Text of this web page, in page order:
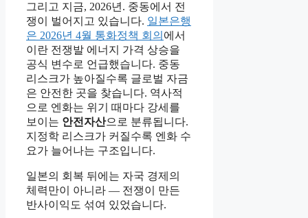
그리고 지금, 2026년. 중동에서 전
쟁이 벌어지고 있습니다. 일본은행
은 2026년 4월 통화정책 회의 에서
이란 전쟁발 에너지 가격 상승을
공식 변수로 언급했습니다. 중동
리스크가 높아질수록 글로벌 자금
은 안전한 곳을 찾습니다. 역사적
으로 엔화는 위기 때마다 강세를
보이는 안전자산으로 분류됩니다.
지정학 리스크가 커질수록 엔화 수
요가 늘어나는 구조입니다.
일본의 회복 뒤에는 자국 경제의
체력만이 아니라 — 전쟁이 만든
반사이익도 섞여 있었습니다.